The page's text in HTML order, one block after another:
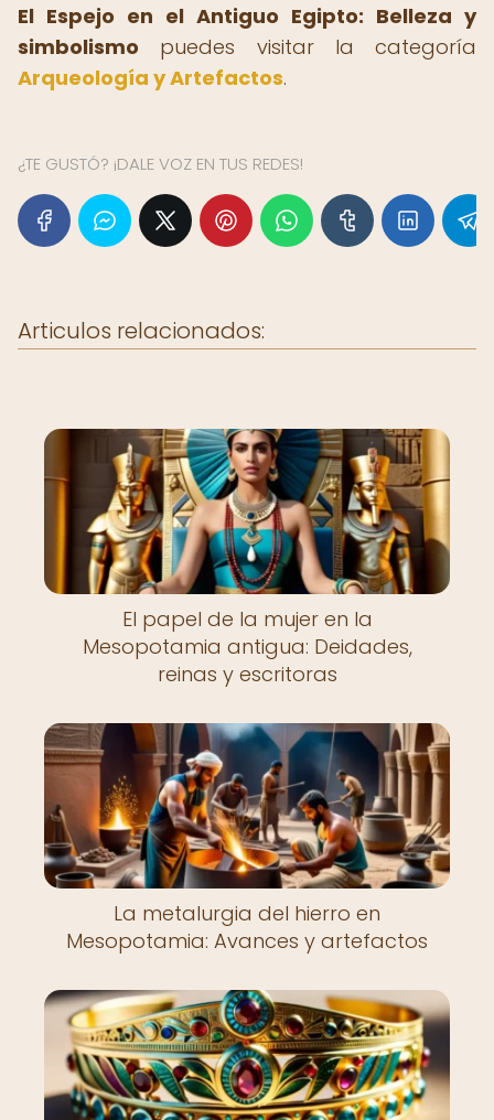
El Espejo en el Antiguo Egipto: Belleza y
simbolismo puedes visitar la categoría
Arqueología y Artefactos.
¿TE GUSTÓ? ¡DALE VOZ EN TUS REDES!
Articulos relacionados:
El papel de la mujer en la
Mesopotamia antigua: Deidades,
reinas y escritoras
La metalurgia del hierro en
Mesopotamia: Avances y artefactos